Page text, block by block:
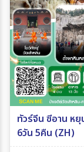
ทัวร์จีน ซีอาน หยุ
6วัน 5คืน (ZH)